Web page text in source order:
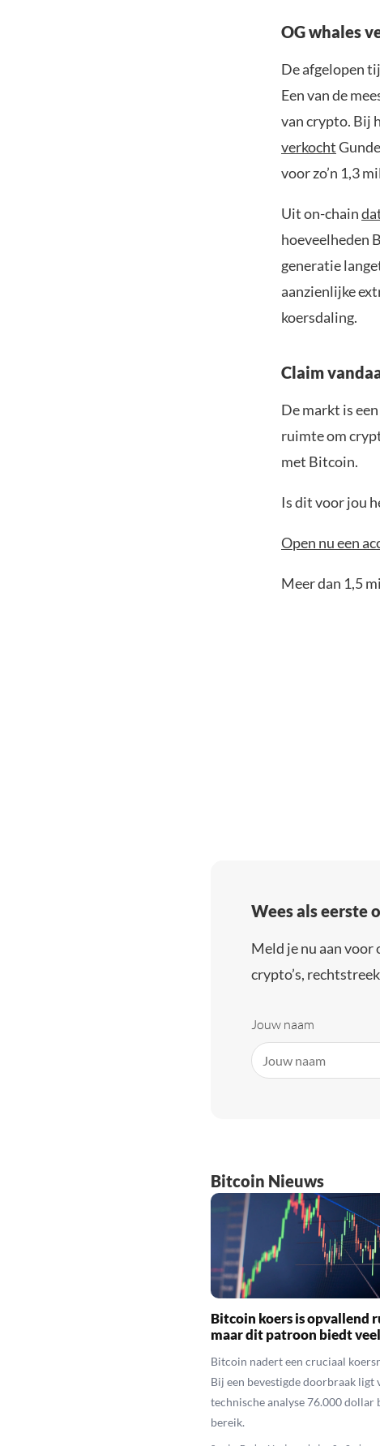
OG whales
De afgelopen
Een van de
van crypto. Bij
verkocht
voor zo’n 1,3
Uit on-chain
hoeveelheden
generatie
aanzienlijke
koersdaling.
Claim
De markt is
ruimte om
met Bitcoin.
Is dit voor jou
Open nu een
Meer dan 1,5
Wees als eerste
Meld je nu aan
crypto’s,
Jouw naam
Bitcoin Nieuws
Bitcoin koers is opvallend
maar dit patroon biedt
Bitcoin nadert een cruciaal
Bij een bevestigde doorbraak ligt
technische analyse 76.000 dollar
bereik.